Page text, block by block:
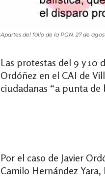
Apartes del fallo de la PGN. 27 de
Las protestas del 9 y 10
Ordóñez en el CAI de
ciudadanas “a punta de
Por el caso de Javier
Camilo Hernández